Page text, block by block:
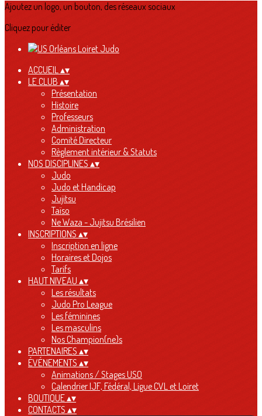
Ajoutez un logo, un bouton, des réseaux sociaux
Cliquez pour éditer
ACCUEIL▴▾
LE CLUB ▴▾
Présentation
Histoire
Professeurs
Administration
Comité Directeur
Règlement intérieur & Statuts
NOS DISCIPLINES ▴▾
Judo
Judo et Handicap
Jujitsu
Taïso
Ne Waza - Jujitsu Brésilien
INSCRIPTIONS ▴▾
Inscription en ligne
Horaires et Dojos
Tarifs
HAUT NIVEAU ▴▾
Les résultats
Judo Pro League
Les féminines
Les masculins
Nos Champion(ne)s
PARTENAIRES ▴▾
ÉVÉNEMENTS ▴▾
Animations / Stages USO
Calendrier IJF, Fédéral, Ligue CVL et Loiret
BOUTIQUE▴▾
CONTACTS ▴▾